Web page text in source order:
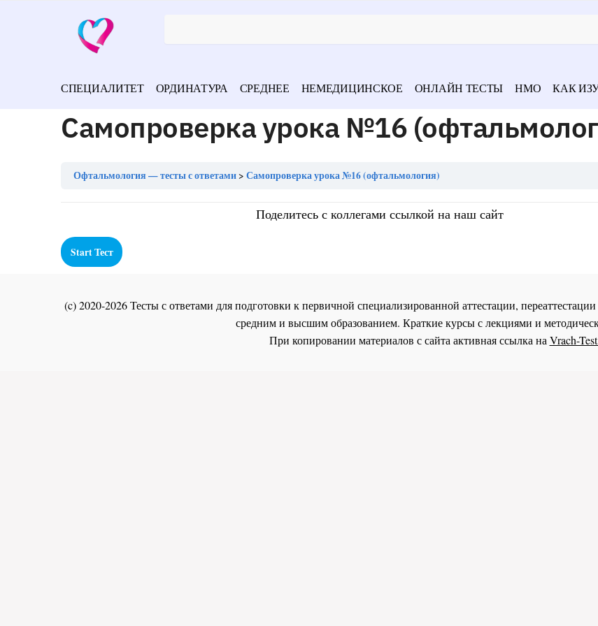
СПЕЦИАЛИТЕТ ОРДИНАТУРА СРЕДНЕЕ НЕМЕДИЦИНСКОЕ ОНЛАЙН ТЕСТЫ НМО КАК
Самопроверка урока №16
Офтальмология — тесты с ответами Самопроверка урока №16 (офтальмология)
Поделитесь с коллегами ссылкой на наш сайт
(c) 2020-2026 Тесты с ответами для подготовки к первичной специализированной аттестации,
средним и высшим образованием. Краткие курсы с лекциями и
При копировании материалов с сайта активная ссылка на Vrach-